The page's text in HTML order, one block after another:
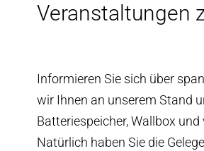
Veranstaltungen
Informieren Sie sich über
wir Ihnen an unserem Stand
Batteriespeicher, Wallbox und
Natürlich haben Sie die